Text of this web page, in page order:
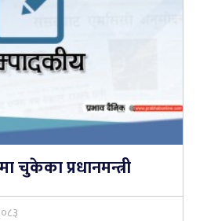
चुकेका प्रधानमन्त्री